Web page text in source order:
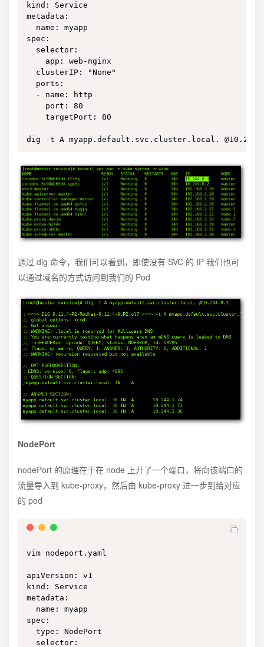
kind: Service
metadata:
  name: myapp
spec:
  selector:
    app: web-nginx
  clusterIP: "None"
  ports:
  - name: http
    port: 80
    targetPort: 80
dig -t A myapp.default.svc.cluster.local.
通过 dig 命令，我们可以看到，即使没有 SVC 的 IP 我们也可
以通过域名的方式访问到我们的 Pod
NodePort
nodePort 的原理在于在 node 上开了一个端口，将向该端口的
流量导入到 kube-proxy，然后由 kube-proxy 进一步到给对应
的 pod
vim nodeport.yaml
apiVersion: v1
kind: Service
metadata:
  name: myapp
spec:
  type: NodePort
  selector: